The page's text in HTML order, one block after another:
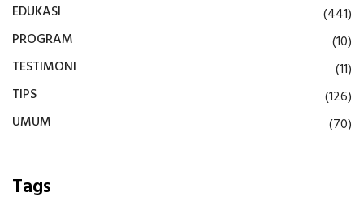
EDUKASI
(441)
PROGRAM
(10)
TESTIMONI
(11)
TIPS
(126)
UMUM
(70)
Tags